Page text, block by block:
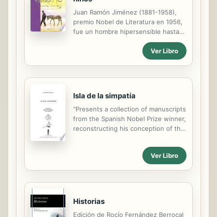
Juan Ramón Jiménez (1881-1958),
premio Nobel de Literatura en 1956,
fue un hombre hipersensible hasta
extremos enfermizos y esto le llevó
a gozar y a sufrir mucho más que la
mayoría. Su vida estuvo marcada por
siempre qu
Ver Libro
Isla de la simpatía
"Presents a collection of manuscripts
from the Spanish Nobel Prize winner,
reconstructing his conception of the
he and his wife found refuge during
Ver Libro
Historias
Edición de Rocío Fernández Berrocal